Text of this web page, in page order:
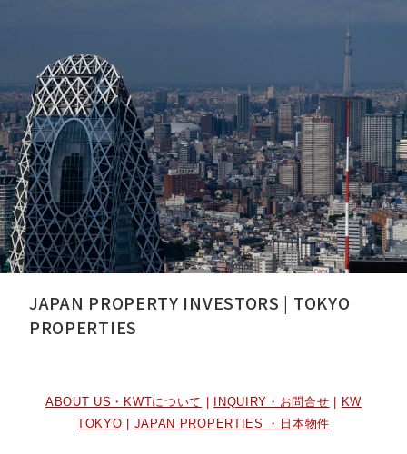
JAPAN PROPERTY INVESTORS | TOKYO
PROPERTIES
ABOUT US・KWTについて INQUIRY・お問合せ
KW
TOKYO
JAPAN PROPERTIES ・日本物件